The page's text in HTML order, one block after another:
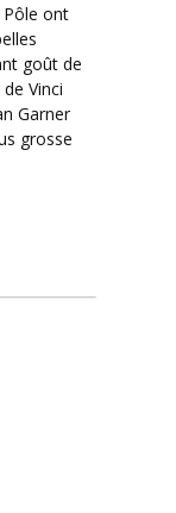
Pôle ont
goût de
Vinci
Garner
grosse